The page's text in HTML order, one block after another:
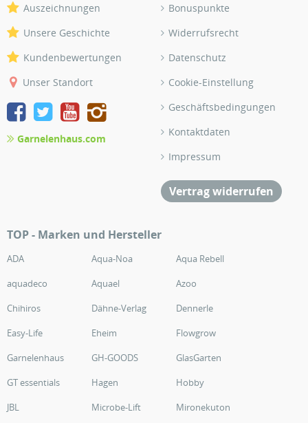
Auszeichnungen
Unsere Geschichte
Kundenbewertungen
Unser Standort
Garnelenhaus.com
Bonuspunkte
Widerrufsrecht
Datenschutz
Cookie-Einstellung
Geschäftsbedingungen
Kontaktdaten
Impressum
Vertrag widerrufen
TOP - Marken und Hersteller
ADA Aqua-Noa
Aqua Rebell
aquadeco
Aquael
Azoo
Chihiros
Dähne-Verlag
Dennerle
Easy-Life
Eheim
Flowgrow
Garnelenhaus
GH-GOODS
GlasGarten
GT essentials
Hagen
Hobby
JBL
Microbe-Lift
Mironekuton